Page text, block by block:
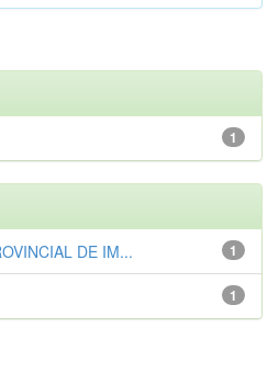
1
1
DE IM...
1